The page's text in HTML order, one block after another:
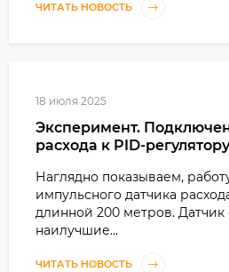
ЧИТАТЬ НОВОСТЬ
18 июля 2025
Эксперимент.
расхода к PID-
Наглядно показываем,
импульсного датчика
длинной 200 метров. Датчик
наилучшие...
ЧИТАТЬ НОВОСТЬ